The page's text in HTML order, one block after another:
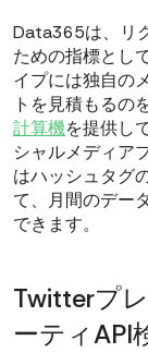
Data365は、リ
ための指標とし
イプには独自の
トを見積もるの
計算機を提供し
シャルメディア
はハッシュタグ
て、月間のデー
できます。
Twitterプ
ーティAPI